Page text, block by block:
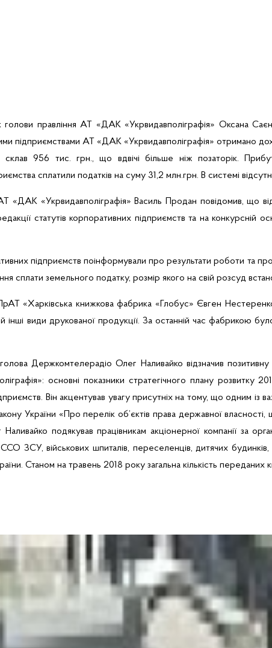
голови правління АТ «ДАК «Укрвидавполіграфія» Оксана
підприємствами АТ «ДАК «Укрвидавполіграфія» отримано
склав 956 тис. грн., що вдвічі більше ніж позаторік.
сплатили податків на суму 31,2 млн.грн. В системі
АТ «ДАК «Укрвидавполіграфія» Василь Продан повідомив, що
статутів корпоративних підприємств та на конкурсній
підприємств поінформували про результати роботи та
сплати земельного податку, розмір якого на свій розсуд
ПрАТ
«Харківська книжкова фабрика «Глобус» Євген
інші види друкованої продукції. За останній час фабрикою
Держкомтелерадіо Олег Наливайко відзначив
»: основні показники стратегічного плану розвитку
Він акцентував увагу присутніх на тому, що одним із
України «Про перелік об’єктів права державної власності,
подякував працівникам акціонерної компанії за
ЗСУ, військових шпиталів, переселенців, дитячих будинків,
Станом на травень 2018 року загальна кількість